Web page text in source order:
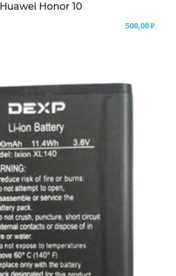
Huawei Honor 10
500,00₽